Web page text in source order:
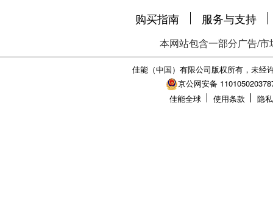
购买指南 服务与支持
本网站包含一部分广告/
佳能（中国）有限公司版权所有，未经
京公网安备
佳能全球
使用条款 隐